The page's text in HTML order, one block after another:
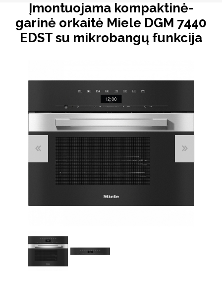
Įmontuojama kompaktinė-
garinė orkaitė Miele DGM 7440
EDST su mikrobangų funkcija